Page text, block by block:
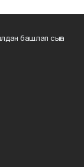
башлап сыға